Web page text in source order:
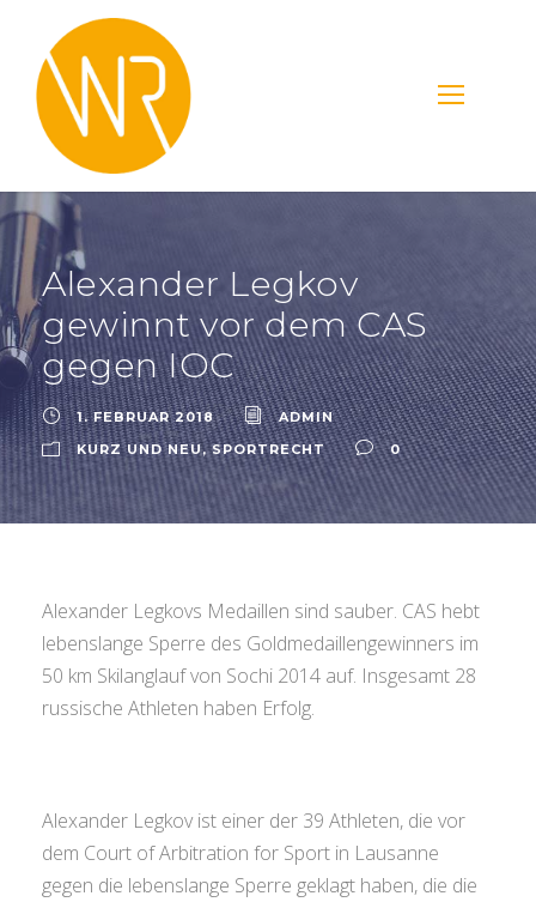
Alexander Legkov
gewinnt vor dem CAS
gegen IOC
1. FEBRUAR 2018
ADMIN
KURZ UND NEU, SPORTRECHT 0
Alexander Legkovs Medaillen sind sauber. CAS hebt
lebenslange Sperre des Goldmedaillengewinners im
50 km Skilanglauf von Sochi 2014 auf. Insgesamt 28
russische Athleten haben Erfolg.
Alexander Legkov ist einer der 39 Athleten, die vor
dem Court of Arbitration for Sport in Lausanne
gegen die lebenslange Sperre geklagt haben, die die